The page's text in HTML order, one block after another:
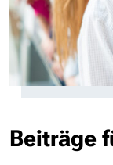
Beiträge